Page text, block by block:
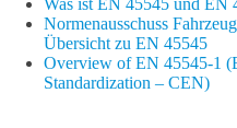
Was ist EN 45545 und
Normenausschuss
Übersicht zu EN 45545
Overview of EN 45545-1
Standardization – CEN)